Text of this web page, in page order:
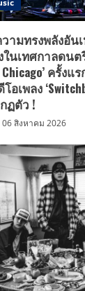
วามทรงพลังอั
นเทศกาลดน
Chicago’ ครั้ง
เพลง
ฏตัว !
06 สิงหาคม 2026